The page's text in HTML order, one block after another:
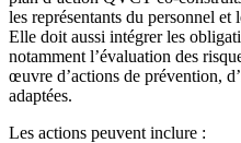
les représentants du personnel et
Elle doit aussi intégrer les
notamment l’évaluation des
œuvre d’actions de prévention,
adaptées.
Les actions peuvent inclure :